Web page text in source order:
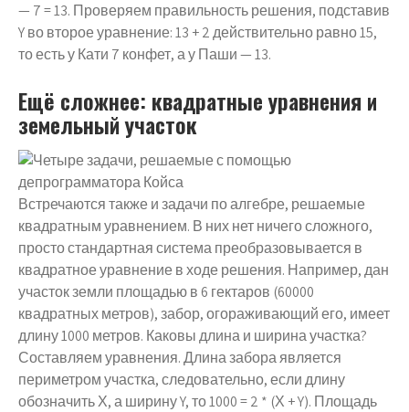
— 7 = 13. Проверяем правильность решения, подставив
Y во второе уравнение: 13 + 2 действительно равно 15,
то есть у Кати 7 конфет, а у Паши — 13.
Ещё сложнее: квадратные уравнения и
земельный участок
Встречаются также и задачи по алгебре, решаемые
квадратным уравнением. В них нет ничего сложного,
просто стандартная система преобразовывается в
квадратное уравнение в ходе решения. Например, дан
участок земли площадью в 6 гектаров (60000
квадратных метров), забор, огораживающий его, имеет
длину 1000 метров. Каковы длина и ширина участка?
Составляем уравнения. Длина забора является
периметром участка, следовательно, если длину
обозначить Х, а ширину Y, то 1000 = 2 * (Х + Y). Площадь